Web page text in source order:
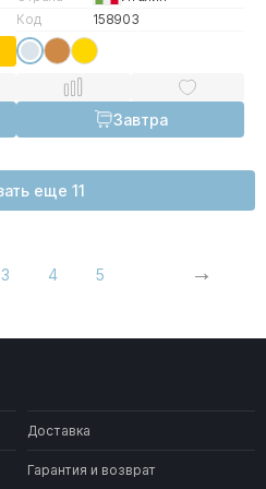
Код
158903
Завтра
еще 11
3 4 5
Доставка
Гарантия и возврат